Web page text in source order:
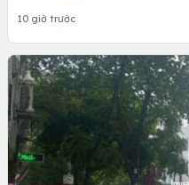
10 giờ trước